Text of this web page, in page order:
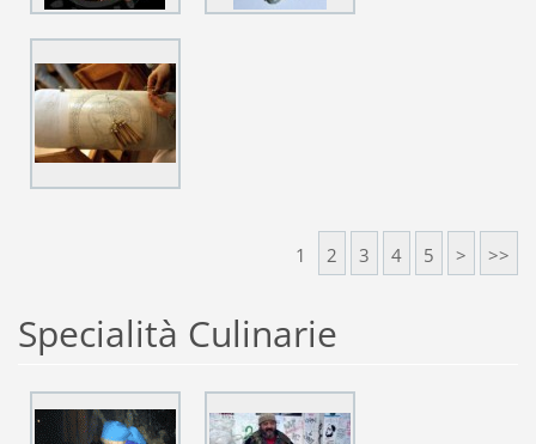
1 2 3 4 5 > >>
Specialità Culinarie